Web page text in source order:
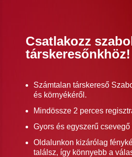
Csatlakozz
társkeresőnkhöz!
Számtalan társkereső
és környékéről.
Mindössze 2 perces
Gyors és egyszerű
Oldalunkon kizárólag
találsz, így könnyebb a